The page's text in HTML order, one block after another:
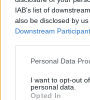
IAB’s list of
also be disclosed by
Downstream
Personal Data
I want to opt-out
personal data.
Opted In